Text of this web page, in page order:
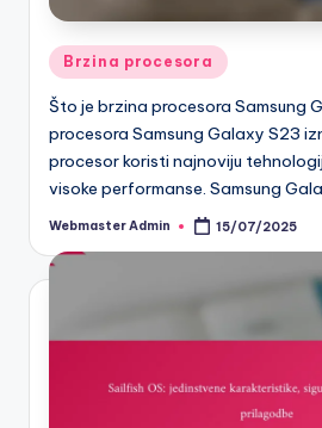
Posted
in
Brzina procesora
Što je brzina procesora Samsung
procesora Samsung Galaxy S23
procesor koristi najnoviju
visoke performanse. Samsung
Posted
Webmaster Admin 15/07/2025